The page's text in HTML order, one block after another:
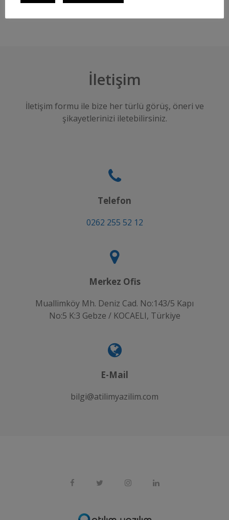
İletişim
İletişim formu ile bize her türlü görüş, öneri ve
şikayetlerinizi iletebilirsiniz.
Telefon
0262 255 52 12
Merkez Ofis
Muallimköy Mh. Deniz Cad. No:143/5 Kapı
No:5 K:3 Gebze / KOCAELI, Türkiye
E-Mail
bilgi@atilimyazilim.com